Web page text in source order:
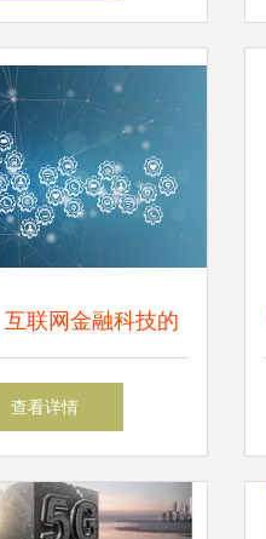
联网金融科技的
与未来展望
查看详情